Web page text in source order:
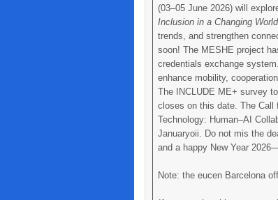
(03–05 June 2026) will
Inclusion in a Changing World
trends, and strengthen
soon! The MESHE project
credentials exchange
enhance mobility,
The INCLUDE ME+ survey
closes on this date. The Call
Technology: Human–AI
Januaryoii. Do not mis the
and a happy New Year
Note: the eucen Barcelona